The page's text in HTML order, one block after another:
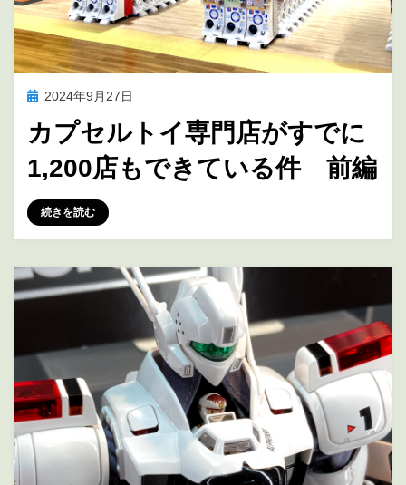
投
日:
2024年9月27日
カプセルトイ専門店がすでに
1,200店もできている件 前編
投稿者marumegane
続きを読む